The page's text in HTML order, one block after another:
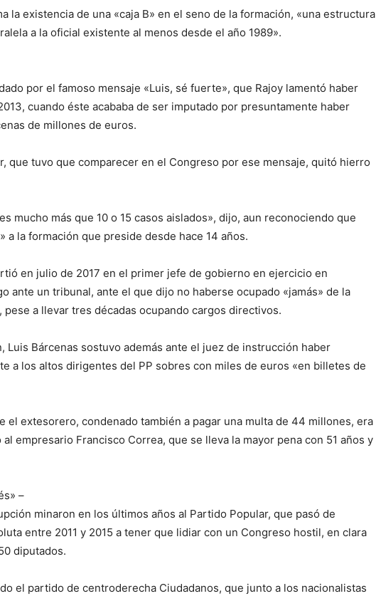
la existencia de una «caja B» en el seno de la formación, «una estructura
a la oficial existente al menos desde el año 1989».
por el famoso mensaje «Luis, sé fuerte», que Rajoy lamentó haber
cuando éste acababa de ser imputado por presuntamente haber
de millones de euros.
que tuvo que comparecer en el Congreso por ese mensaje, quitó hierro
mucho más que 10 o 15 casos aislados», dijo, aun reconociendo que
a la formación que preside desde hace 14 años.
en julio de 2017 en el primer jefe de gobierno en ejercicio en
ante un tribunal, ante el que dijo no haberse ocupado «jamás» de la
a llevar tres décadas ocupando cargos directivos.
Luis Bárcenas sostuvo además ante el juez de instrucción haber
a los altos dirigentes del PP sobres con miles de euros «en billetes de
el extesorero, condenado también a pagar una multa de 44 millones, era
empresario Francisco Correa, que se lleva la mayor pena con 51 años y
–
minaron en los últimos años al Partido Popular, que pasó de
entre 2011 y 2015 a tener que lidiar con un Congreso hostil, en clara
diputados.
el partido de centroderecha Ciudadanos, que junto a los nacionalistas